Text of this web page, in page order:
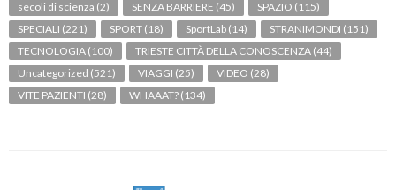
secoli di scienza (2) SENZA BARRIERE (45) SPAZIO (115)
SPECIALI (221) SPORT (18) SportLab (14) STRANIMONDI (151)
TECNOLOGIA (100) TRIESTE CITTÀ DELLA CONOSCENZA (44)
Uncategorized (521) VIAGGI (25) VIDEO (28)
VITE PAZIENTI (28) WHAAAT? (134)